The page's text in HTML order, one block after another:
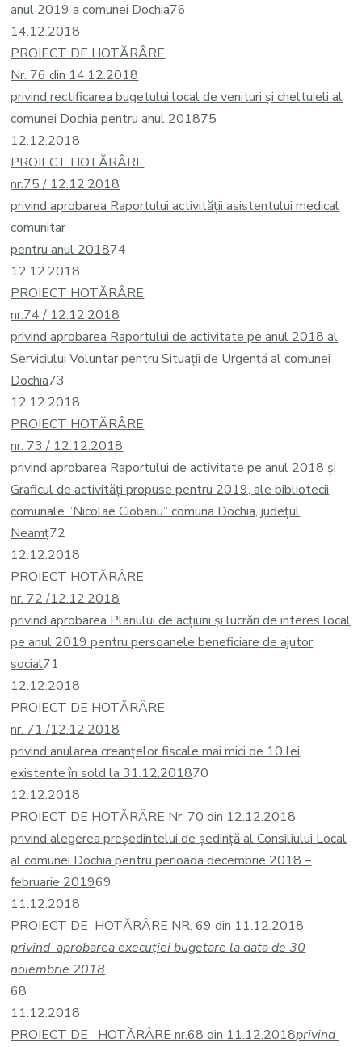
anul 2019 a comunei Dochia76
14.12.2018
PROIECT DE HOTĂRÂRE
Nr. 76 din 14.12.2018
privind rectificarea bugetului local de venituri și cheltuieli al
comunei Dochia pentru anul 201875
12.12.2018
PROIECT HOTĂRÂRE
nr.75 / 12.12.2018
privind aprobarea Raportului activității asistentului medical
comunitar
pentru anul 201874
12.12.2018
PROIECT HOTĂRÂRE
nr.74 / 12.12.2018
privind aprobarea Raportului de activitate pe anul 2018 al
Serviciului Voluntar pentru Situații de Urgență al comunei
Dochia73
12.12.2018
PROIECT HOTĂRÂRE
nr. 73 / 12.12.2018
privind aprobarea Raportului de activitate pe anul 2018 și
Graficul de activități propuse pentru 2019, ale bibliotecii
comunale ”Nicolae Ciobanu” comuna Dochia, județul
Neamț72
12.12.2018
PROIECT HOTĂRÂRE
nr. 72 /12.12.2018
privind aprobarea Planului de acţiuni și lucrări de interes local
pe anul 2019 pentru persoanele beneficiare de ajutor
social71
12.12.2018
PROIECT DE HOTĂRÂRE
nr. 71 /12.12.2018
privind anularea creanţelor fiscale mai mici de 10 lei
existente în sold la 31.12.201870
12.12.2018
PROIECT DE HOTĂRÂRE Nr. 70 din 12.12.2018
privind alegerea președintelui de ședință al Consiliului Local
al comunei Dochia pentru perioada decembrie 2018 –
februarie 201969
11.12.2018
PROIECT DE HOTĂRÂRE NR. 69 din 11.12.2018
privind aprobarea execuţiei bugetare la data de 30
noiembrie 2018
68
11.12.2018
PROIECT DE HOTĂRÂRE nr.68 din 11.12.2018privind